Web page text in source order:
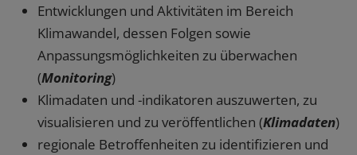
Entwicklungen und Aktivitäten im Bereich
Klimawandel, dessen Folgen sowie
Anpassungsmöglichkeiten zu überwachen
(Monitoring)
Klimadaten und -indikatoren auszuwerten, zu
visualisieren und zu veröffentlichen (Klimadaten)
regionale Betroffenheiten zu identifizieren und